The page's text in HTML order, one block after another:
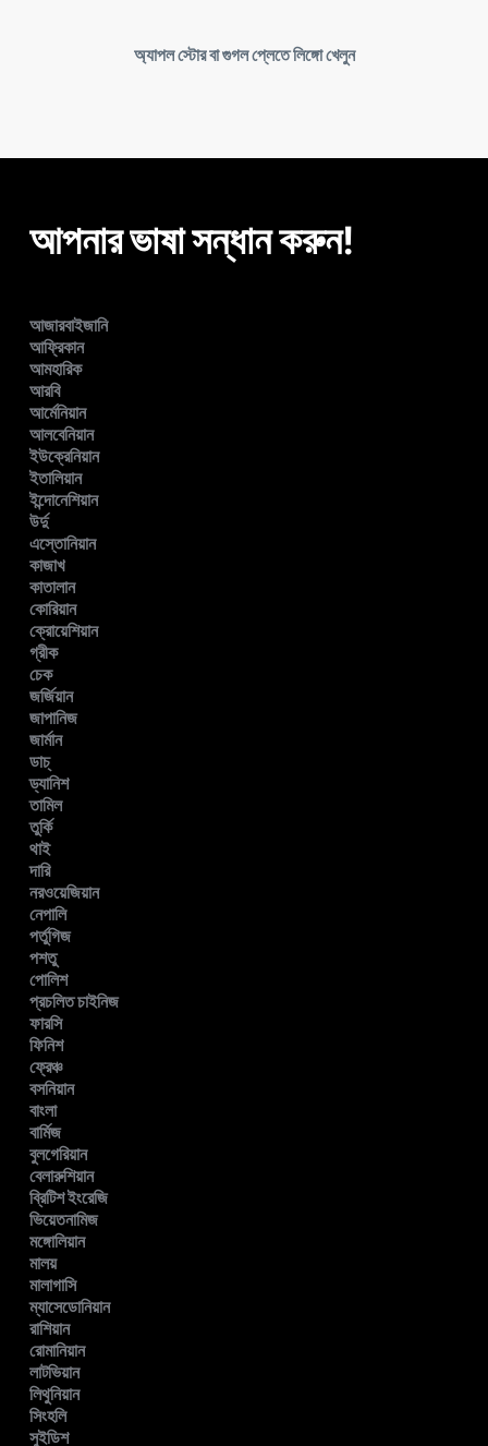
অ্যাপল স্টোর বা গুগল প্লেতে লিঙ্গো খেলুন
আপনার ভাষা সন্ধান করুন!
আজারবাইজানি
আফ্রিকান
আমহারিক
আরবি
আর্মেনিয়ান
আলবেনিয়ান
ইউক্রেনিয়ান
ইতালিয়ান
ইন্দোনেশিয়ান
উর্দু
এস্তোনিয়ান
কাজাখ
কাতালান
কোরিয়ান
ক্রোয়েশিয়ান
গ্রীক
চেক
জর্জিয়ান
জাপানিজ
জার্মান
ডাচ্
ড্যানিশ
তামিল
তুর্কি
থাই
দারি
নরওয়েজিয়ান
নেপালি
পর্তুগিজ
পশতু
পোলিশ
প্রচলিত চাইনিজ
ফারসি
ফিনিশ
ফ্রেঞ্চ
বসনিয়ান
বাংলা
বার্মিজ
বুলগেরিয়ান
বেলারুশিয়ান
ব্রিটিশ ইংরেজি
ভিয়েতনামিজ
মঙ্গোলিয়ান
মালয়
মালাগাসি
ম্যাসেডোনিয়ান
রাশিয়ান
রোমানিয়ান
লাটভিয়ান
লিথুনিয়ান
সিংহলি
সুইডিশ